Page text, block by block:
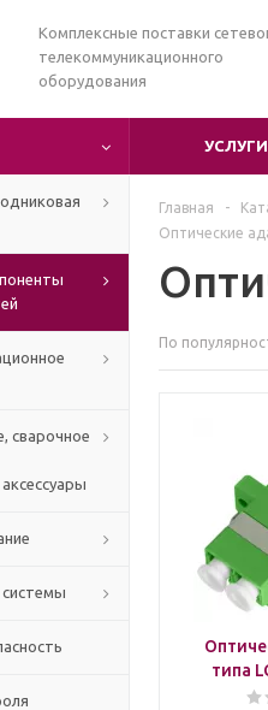
Комплексные поставки
телекоммуникационного
оборудования
УСЛУГИ
сварочное
Главная -
Оптические
По
типа